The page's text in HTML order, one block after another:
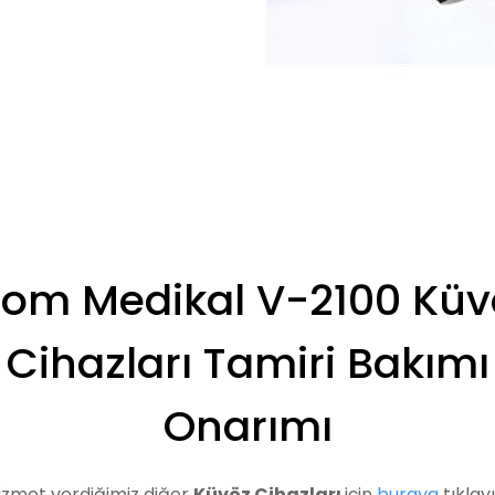
Medikal V-2100
Cihazları Tamiri Bakımı
Onarımı